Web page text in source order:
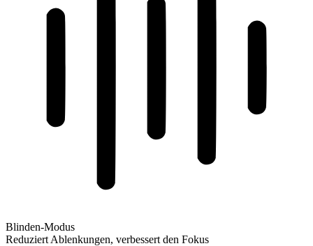
Blinden-Modus
Reduziert Ablenkungen, verbessert den Fokus